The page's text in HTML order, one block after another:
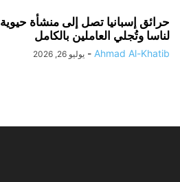
حرائق إسبانيا تصل إلى منشأة حيوية
لناسا وتُجلي العاملين بالكامل
Ahmad Al-Khatib
- يوليو 26, 2026